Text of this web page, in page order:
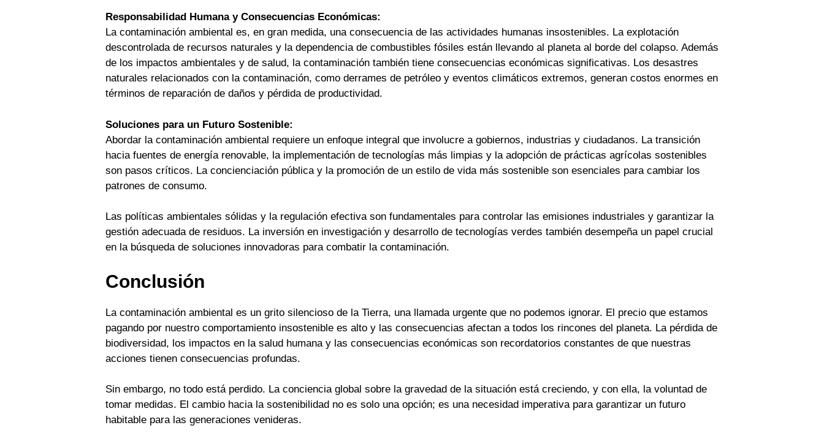
Responsabilidad Humana y Consecuencias Económicas:
La contaminación ambiental es, en gran medida, una consecuencia de las actividades humanas insostenibles. La explotación
descontrolada de recursos naturales y la dependencia de combustibles fósiles están llevando al planeta al borde del colapso. Además
de los impactos ambientales y de salud, la contaminación también tiene consecuencias económicas significativas. Los desastres
naturales relacionados con la contaminación, como derrames de petróleo y eventos climáticos extremos, generan costos enormes en
términos de reparación de daños y pérdida de productividad.
Soluciones para un Futuro Sostenible:
Abordar la contaminación ambiental requiere un enfoque integral que involucre a gobiernos, industrias y ciudadanos. La transición
hacia fuentes de energía renovable, la implementación de tecnologías más limpias y la adopción de prácticas agrícolas sostenibles
son pasos críticos. La concienciación pública y la promoción de un estilo de vida más sostenible son esenciales para cambiar los
patrones de consumo.
Las políticas ambientales sólidas y la regulación efectiva son fundamentales para controlar las emisiones industriales y garantizar la
gestión adecuada de residuos. La inversión en investigación y desarrollo de tecnologías verdes también desempeña un papel crucial
en la búsqueda de soluciones innovadoras para combatir la contaminación.
Conclusión
La contaminación ambiental es un grito silencioso de la Tierra, una llamada urgente que no podemos ignorar. El precio que estamos
pagando por nuestro comportamiento insostenible es alto y las consecuencias afectan a todos los rincones del planeta. La pérdida de
biodiversidad, los impactos en la salud humana y las consecuencias económicas son recordatorios constantes de que nuestras
acciones tienen consecuencias profundas.
Sin embargo, no todo está perdido. La conciencia global sobre la gravedad de la situación está creciendo, y con ella, la voluntad de
tomar medidas. El cambio hacia la sostenibilidad no es solo una opción; es una necesidad imperativa para garantizar un futuro
habitable para las generaciones venideras.